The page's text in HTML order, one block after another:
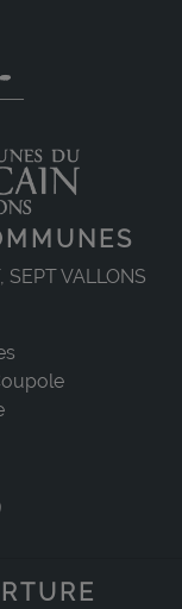
SEPT VALLONS